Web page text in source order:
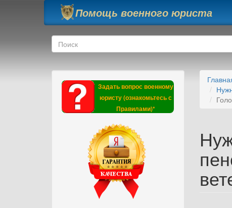
Перейти к основному содержанию
Помощь военного юриста
Форма поиска
Поиск
Задать вопрос военному
юристу (ознакомьтесь с
Правилами)*